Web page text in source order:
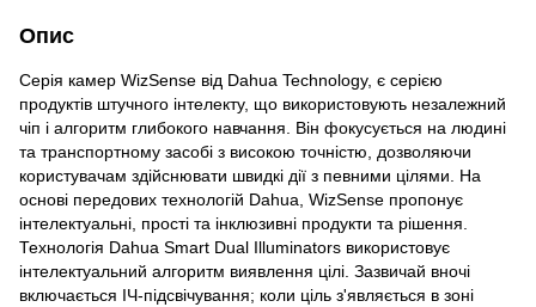
Опис
Серія камер WizSense від Dahua Technology, є серією
продуктів штучного інтелекту, що використовують незалежний
чіп і алгоритм глибокого навчання. Він фокусується на людині
та транспортному засобі з високою точністю, дозволяючи
користувачам здійснювати швидкі дії з певними цілями. На
основі передових технологій Dahua, WizSense пропонує
інтелектуальні, прості та інклюзивні продукти та рішення.
Технологія Dahua Smart Dual Illuminators використовує
інтелектуальний алгоритм виявлення цілі. Зазвичай вночі
включається ІЧ-підсвічування; коли ціль з'являється в зоні